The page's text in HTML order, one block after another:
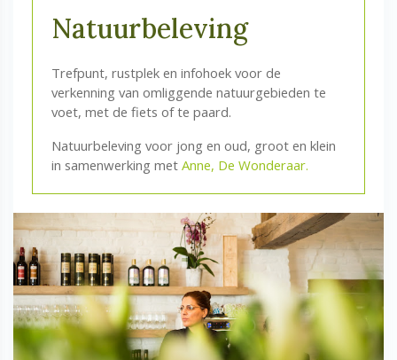
Natuurbeleving
Trefpunt, rustplek en infohoek voor de
verkenning van omliggende natuurgebieden te
voet, met de fiets of te paard.
Natuurbeleving voor jong en oud, groot en klein
in samenwerking met Anne, De Wonderaar.